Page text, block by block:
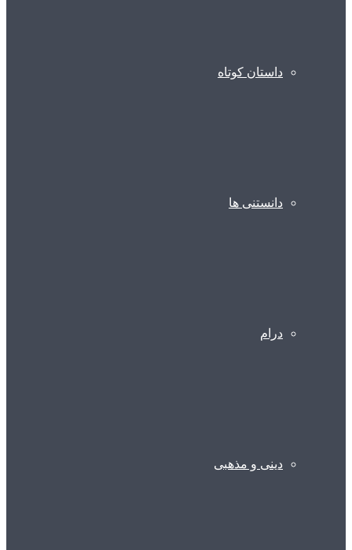
داستان کوتاه
دانستنی ها
درام
دینی و مذهبی